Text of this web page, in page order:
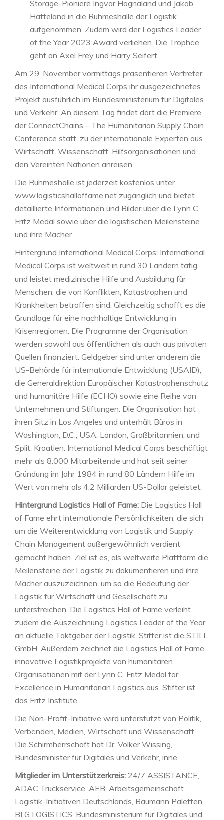
Storage-Pioniere Ingvar Hognaland und Jakob
Hatteland in die Ruhmeshalle der Logistik
aufgenommen. Zudem wird der Logistics Leader
of the Year 2023 Award verliehen. Die Trophäe
geht an Axel Frey und Harry Seifert.
Am 29. November vormittags präsentieren Vertreter
des International Medical Corps ihr ausgezeichnetes
Projekt ausführlich im Bundesministerium für Digitales
und Verkehr. An diesem Tag findet dort die Premiere
der ConnectChains – The Humanitarian Supply Chain
Conference statt, zu der internationale Experten aus
Wirtschaft, Wissenschaft, Hilfsorganisationen und
den Vereinten Nationen anreisen.
Die Ruhmeshalle ist jederzeit kostenlos unter
www.logisticshalloffame.net zugänglich und bietet
detaillierte Informationen und Bilder über die Lynn C.
Fritz Medal sowie über die logistischen Meilensteine
und ihre Macher.
Hintergrund International Medical Corps: International
Medical Corps ist weltweit in rund 30 Ländern tätig
und leistet medizinische Hilfe und Ausbildung für
Menschen, die von Konflikten, Katastrophen und
Krankheiten betroffen sind. Gleichzeitig schafft es die
Grundlage für eine nachhaltige Entwicklung in
Krisenregionen. Die Programme der Organisation
werden sowohl aus öffentlichen als auch aus privaten
Quellen finanziert. Geldgeber sind unter anderem die
US-Behörde für internationale Entwicklung (USAID),
die Generaldirektion Europäischer Katastrophenschutz
und humanitäre Hilfe (ECHO) sowie eine Reihe von
Unternehmen und Stiftungen. Die Organisation hat
ihren Sitz in Los Angeles und unterhält Büros in
Washington, D.C., USA, London, Großbritannien, und
Split, Kroatien. International Medical Corps beschäftigt
mehr als 8.000 Mitarbeitende und hat seit seiner
Gründung im Jahr 1984 in rund 80 Ländern Hilfe im
Wert von mehr als 4,2 Milliarden US-Dollar geleistet.
Hintergrund Logistics Hall of Fame: Die Logistics Hall
of Fame ehrt internationale Persönlichkeiten, die sich
um die Weiterentwicklung von Logistik und Supply
Chain Management außergewöhnlich verdient
gemacht haben. Ziel ist es, als weltweite Plattform die
Meilensteine der Logistik zu dokumentieren und ihre
Macher auszuzeichnen, um so die Bedeutung der
Logistik für Wirtschaft und Gesellschaft zu
unterstreichen. Die Logistics Hall of Fame verleiht
zudem die Auszeichnung Logistics Leader of the Year
an aktuelle Taktgeber der Logistik. Stifter ist die STILL
GmbH. Außerdem zeichnet die Logistics Hall of Fame
innovative Logistikprojekte von humanitären
Organisationen mit der Lynn C. Fritz Medal for
Excellence in Humanitarian Logistics aus. Stifter ist
das Fritz Institute.
Die Non-Profit-Initiative wird unterstützt von Politik,
Verbänden, Medien, Wirtschaft und Wissenschaft.
Die Schirmherrschaft hat Dr. Volker Wissing,
Bundesminister für Digitales und Verkehr, inne.
Mitglieder im Unterstützerkreis: 24/7 ASSISTANCE,
ADAC Truckservice, AEB, Arbeitsgemeinschaft
Logistik-Initiativen Deutschlands, Baumann Paletten,
BLG LOGISTICS, Bundesministerium für Digitales und